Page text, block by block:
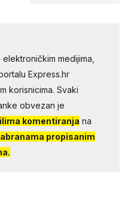
medijima,
Express.hr
korisnicima. Svaki
obvezan je
komentiranja na
propisanim